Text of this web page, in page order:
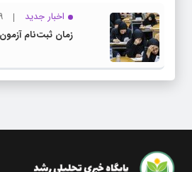
اخبار جدید
۹ مرداد ۱۴۰۵
زمان ثبت‌نام